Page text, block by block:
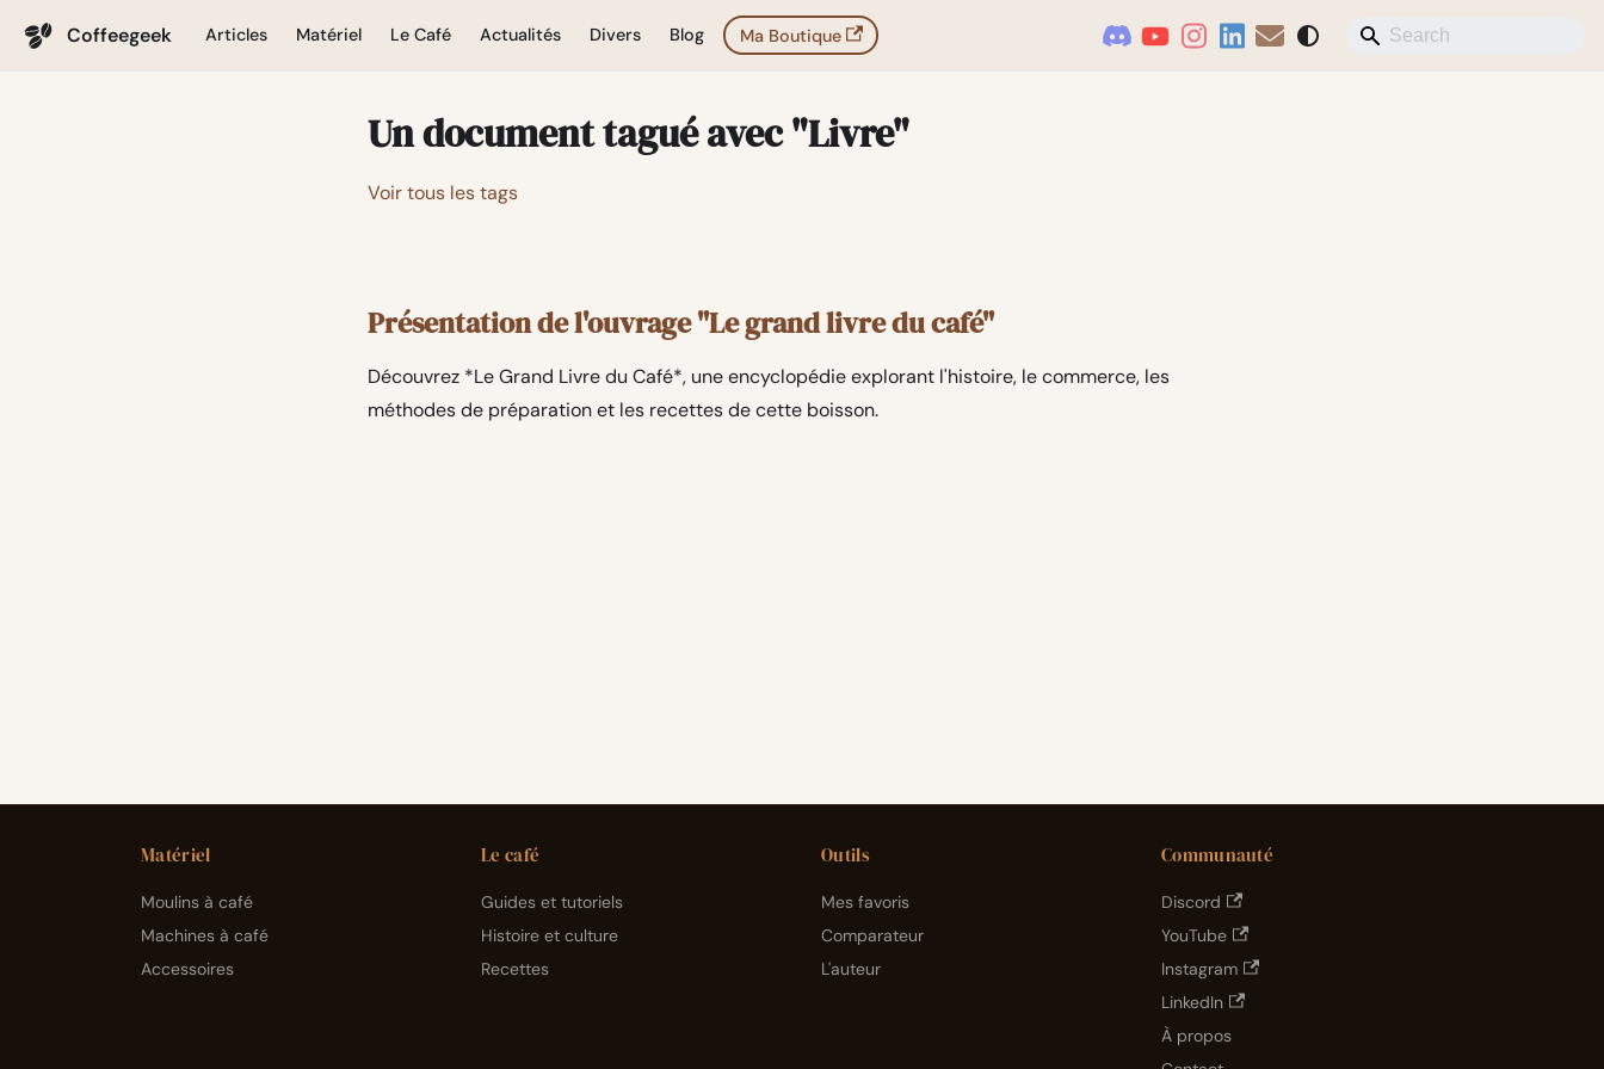
Coffeegeek Articles Matériel Le Café Actualités Divers Blog Ma Boutique
Un document tagué avec "Livre"
Voir tous les tags
Présentation de l'ouvrage "Le grand livre du café"
Découvrez *Le Grand Livre du Café*, une encyclopédie explorant l'histoire, le commerce, les
méthodes de préparation et les recettes de cette boisson.
Matériel
Moulins à café
Machines à café
Accessoires
Le café
Guides et tutoriels
Histoire et culture
Recettes
Outils
Mes favoris
Comparateur
L'auteur
Communauté
Discord
YouTube
Instagram
LinkedIn
À propos